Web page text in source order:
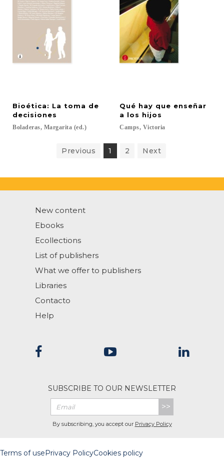
Bioética: La toma de
decisiones
Boladeras, Margarita (ed.)
Qué hay que enseñar
a los hijos
Camps, Victoria
Previous 1 2 Next
New content
Ebooks
Ecollections
List of publishers
What we offer to publishers
Libraries
Contacto
Help
SUBSCRIBE TO OUR NEWSLETTER
>>
By subscribing, you accept our Privacy Policy
Terms of usePrivacy PolicyCookies policy